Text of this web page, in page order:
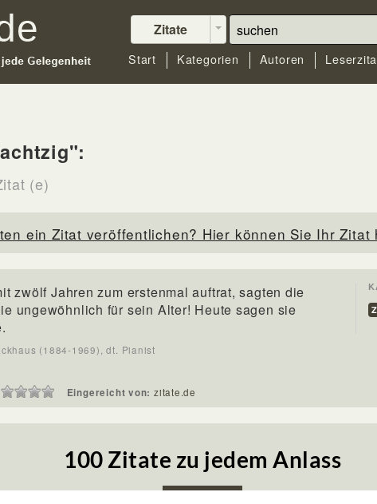
Zitate
Start Kategorien Autoren
(e)
ein Zitat veröffentlichen? Hier können Sie Ihr Zitat
zwölf Jahren zum erstenmal auftrat, sagten die
ungewöhnlich für sein Alter! Heute sagen sie
(1884-1969), dt. Pianist
Eingereicht von: zitate.de